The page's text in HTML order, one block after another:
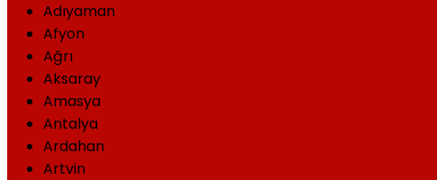
Adıyaman
Afyon
Ağrı
Aksaray
Amasya
Antalya
Ardahan
Artvin